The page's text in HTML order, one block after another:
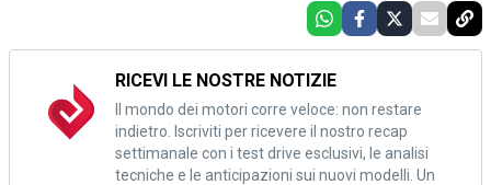
RICEVI LE NOSTRE NOTIZIE
Il mondo dei motori corre veloce: non restare
indietro. Iscriviti per ricevere il nostro recap
settimanale con i test drive esclusivi, le analisi
tecniche e le anticipazioni sui nuovi modelli. Un